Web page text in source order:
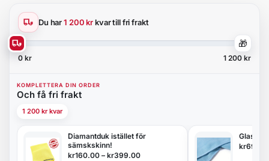
Du har1 200 krkvar till fri frakt
🎁
0 kr 1 200 kr
KOMPLETTERA DIN ORDER
Och få fri frakt
1 200 kr kvar
Diamantduk istället för
sämskskinn!
kr160.00 – kr399.00
kr69.00